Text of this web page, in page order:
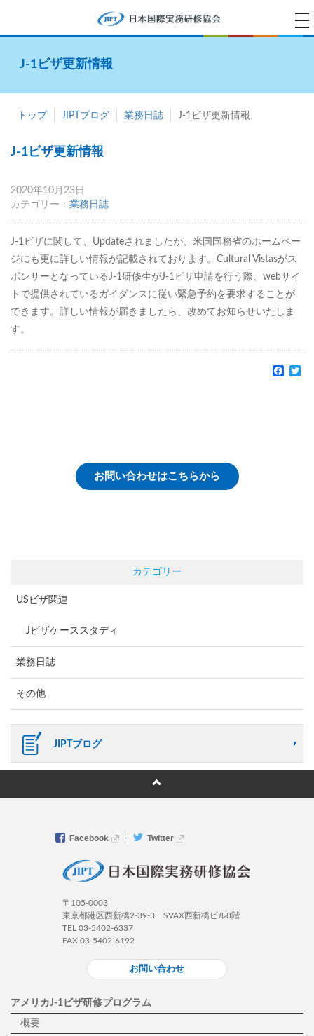
J-1ビザ更新情報
トップ JIPTブログ 業務日誌 J-1ビザ更新情報
J-1ビザ更新情報
2020年10月23日
カテゴリー： 業務日誌
J-1ビザに関して、Updateされましたが、米国国務省のホームペー
ジにも更に詳しい情報が記載されております。Cultural Vistasがス
ポンサーとなっているJ-1研修生がJ-1ビザ申請を行う際、webサイ
トで提供されているガイダンスに従い緊急予約を要求することが
できます。詳しい情報が届きましたら、改めてお知らせいたしま
す。
お問い合わせはこちらから
カテゴリー
USビザ関連
Jビザケーススタディ
業務日誌
その他
JIPTブログ
Facebook Twitter
〒105-0003
東京都港区西新橋2-39-3 SVAX西新橋ビル8階
TEL 03-5402-6337
FAX 03-5402-6192
お問い合わせ
アメリカJ-1ビザ研修プログラム
概要